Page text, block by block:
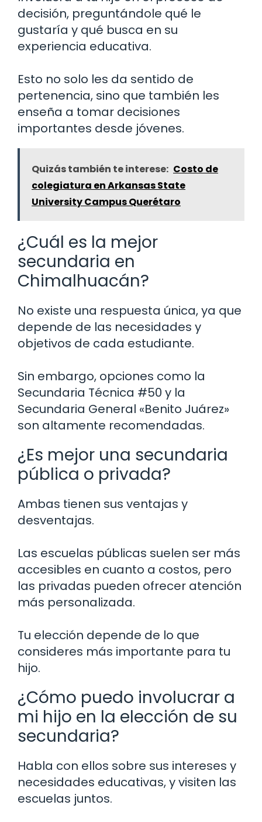
decisión, preguntándole qué le
gustaría y qué busca en su
experiencia educativa.
Esto no solo les da sentido de
pertenencia, sino que también les
enseña a tomar decisiones
importantes desde jóvenes.
Quizás también te interese: Costo de
colegiatura en Arkansas State
University Campus Querétaro
¿Cuál es la mejor
secundaria en
Chimalhuacán?
No existe una respuesta única, ya que
depende de las necesidades y
objetivos de cada estudiante.
Sin embargo, opciones como la
Secundaria Técnica #50 y la
Secundaria General «Benito Juárez»
son altamente recomendadas.
¿Es mejor una secundaria
pública o privada?
Ambas tienen sus ventajas y
desventajas.
Las escuelas públicas suelen ser más
accesibles en cuanto a costos, pero
las privadas pueden ofrecer atención
más personalizada.
Tu elección depende de lo que
consideres más importante para tu
hijo.
¿Cómo puedo involucrar a
mi hijo en la elección de su
secundaria?
Habla con ellos sobre sus intereses y
necesidades educativas, y visiten las
escuelas juntos.